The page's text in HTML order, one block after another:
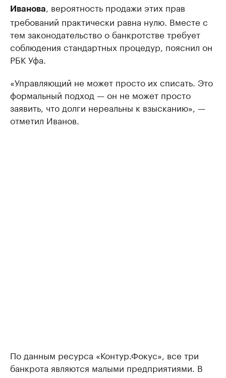
Иванова
, вероятность продажи этих прав
требований практически равна нулю. Вместе с
тем законодательство о банкротстве требует
соблюдения стандартных процедур, пояснил он
РБК Уфа.
«Управляющий не может просто их списать. Это
формальный подход — он не может просто
заявить, что долги нереальны к взысканию», —
отметил Иванов.
По данным ресурса «Контур.Фокус», все три
банкрота являются малыми предприятиями. В